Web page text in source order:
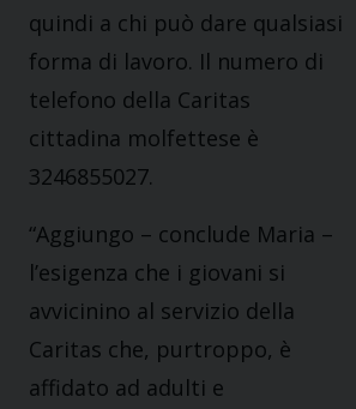
quindi a chi può dare qualsiasi
forma di lavoro. Il numero di
telefono della Caritas
cittadina molfettese è
3246855027.
“Aggiungo – conclude Maria –
l’esigenza che i giovani si
avvicinino al servizio della
Caritas che, purtroppo, è
affidato ad adulti e